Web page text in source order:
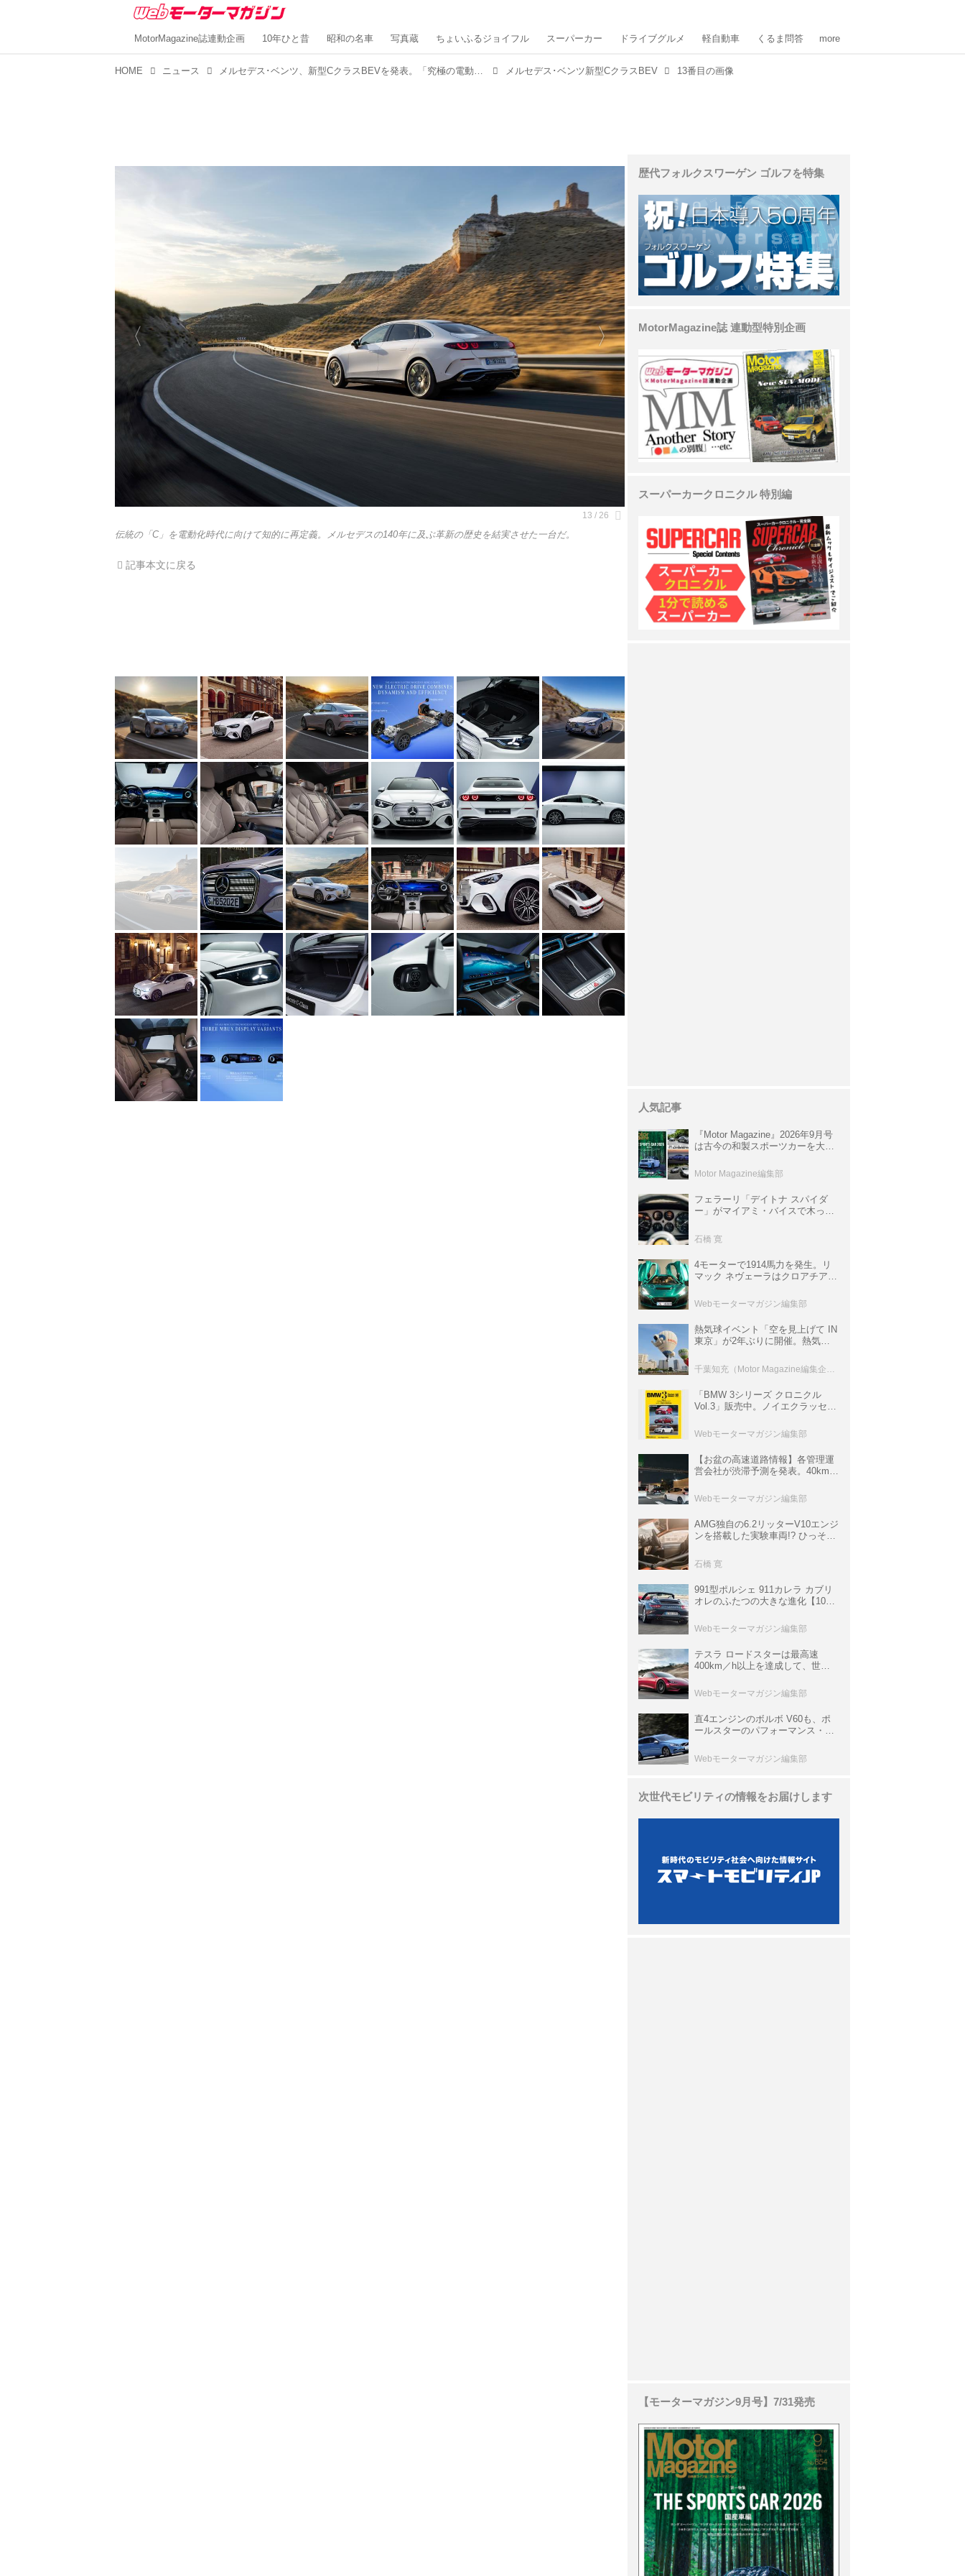
MotorMagazine誌連動企画 10年ひと昔 昭和の名車 写真蔵 ちょいふるジョイフル スーパーカー ドライブグルメ 軽自動車 くるま問答 more
HOME ニュース メルセデス･ベンツ、新型CクラスBEVを発表。「究極の電動ミドルセダン」としてSクラスに迫るか？ メルセデス･ベンツ新型CクラスBEV 13番目の画像
伝統の「C」を電動化時代に向けて知的に再定義。メルセデスの140年に及ぶ革新の歴史を結実させた一台だ。
記事本文に戻る
歴代フォルクスワーゲン ゴルフを特集
MotorMagazine誌 連動型特別企画
スーパーカークロニクル 特別編
人気記事
『Motor Magazine』2026年9月号
は古今の和製スポーツカーを大特
情報も満載
Motor Magazine編集部
フェラーリ「デイトナ スパイダ
ー」がマイアミ・バイスで木っ端
サ」に化けた理由
石橋 寛
4モーターで1914馬力を発生。リ
マック ネヴェーラはクロアチア発
ロニクル・完全版／115】
Webモーターマガジン編集部
熱気球イベント「空を見上げて IN
東京」が2年ぶりに開催。熱気球
室などのコンテンツも
「BMW 3シリーズ クロニクル
Vol.3」販売中。ノイエクラッセか
ムック
Webモーターマガジン編集部
【お盆の高速道路情報】各管理運
営会社が渋滞予測を発表。40km以
数ある
Webモーターマガジン編集部
AMG独自の6.2リッターV10エンジ
ンを搭載した実験車両!? ひっそり
P900 プロトタイプ」とは
石橋 寛
991型ポルシェ 911カレラ カブリ
オレのふたつの大きな進化【10年
Webモーターマガジン編集部
テスラ ロードスターは最高速
400km／h以上を達成して、世界
ーカークロニクル・完全版／
113】
Webモーターマガジン編集部
直4エンジンのボルボ V60も、ポ
ールスターのパフォーマンス・パ
と昔の新車】
Webモーターマガジン編集部
次世代モビリティの情報をお届けします
【モーターマガジン9月号】7/31発売